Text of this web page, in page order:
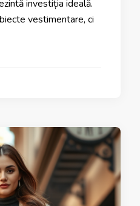
investiția ideală.
vestimentare, ci